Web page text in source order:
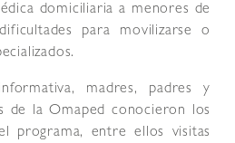
domiciliaria a menores de
para movilizarse o
madres, padres y
de la Omaped conocieron los
programa, entre ellos visitas